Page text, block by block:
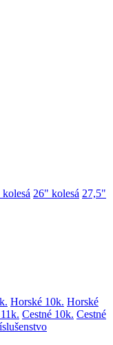
26" kolesá 27,5"
Horské 10k. Horské
Cestné 10k. Cestné